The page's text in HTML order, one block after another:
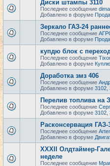
Диски штампы 3110
Последнее сообщение
Добавлено в форуме
Зеркало ГАЗ-24
Последнее сообщение
Добавлено в форуме
купдю блок с
Последнее сообщение
Добавлено в форуме Куплю
Доработка змз 406
Последнее сообщение
Добавлено в форуме 3102,
Перелив топлива на
Последнее сообщение
Добавлено в форуме 3102,
Расконсервация ГАЗ-
Последнее сообщение
Добавлено в форуме
XXXII Олдтаймер-
неделе
Последнее сообщение